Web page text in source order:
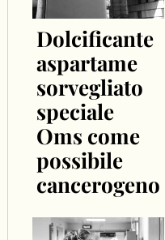
Dolcificante
aspartame
sorvegliato
speciale
Oms come
possibile
cancerogeno